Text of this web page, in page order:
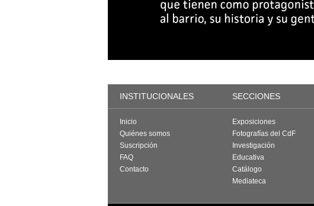
INSTITUCIONALES SECCIONES
Inicio
Quiénes somos
Suscripción
FAQ
Contacto
Exposiciones
Fotografías del CdF
Investigación
Educativa
Catálogo
Mediateca